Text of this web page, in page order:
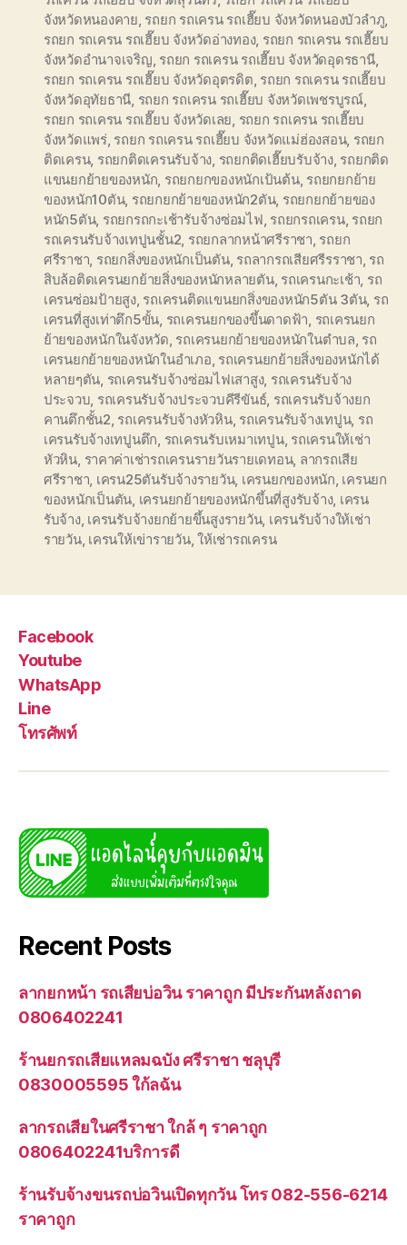
จังหวัดหนองคาย, รถยก รถเครน รถเฮี๊ยบ จังหวัดหนองบัวลำภู,
รถยก รถเครน รถเฮี๊ยบ จังหวัดอ่างทอง, รถยก รถเครน รถเฮี๊ยบ
จังหวัดอำนาจเจริญ, รถยก รถเครน รถเฮี๊ยบ จังหวัดอุดรธานี,
รถยก รถเครน รถเฮี๊ยบ จังหวัดอุตรดิต, รถยก รถเครน รถเฮี๊ยบ
จังหวัดอุทัยธานี, รถยก รถเครน รถเฮี๊ยบ จังหวัดเพชรบูรณ์,
รถยก รถเครน รถเฮี๊ยบ จังหวัดเลย, รถยก รถเครน รถเฮี๊ยบ
จังหวัดแพร่, รถยก รถเครน รถเฮี๊ยบ จังหวัดแม่ฮ่องสอน, รถยก
ติดเครน, รถยกติดเครนรับจ้าง, รถยกติดเฮี๊ยบรับจ้าง, รถยกติด
แขนยกย้ายของหนัก, รถยกยกของหนักเป้นต้น, รถยกยกย้าย
ของหนัก10ตัน, รถยกยกย้ายของหนัก2ตัน, รถยกยกย้ายของ
หนัก5ตัน, รถยกรถกะเช้ารับจ้างซ่อมไฟ, รถยกรถเครน, รถยก
รถเครนรับจ้างเทปูนชั้น2, รถยกลากหน้าศรีราชา, รถยก
ศรีราชา, รถยกสิ่งของหนักเป็นตัน, รถลากรถเสียศรีรราชา, รถ
สิบล้อติดเครนยกย้ายสิ่งของหนักหลายตัน, รถเครนกะเช้า, รถ
เครนซ่อมป้ายสูง, รถเครนติดแขนยกสิ่งของหนัก5ตัน 3ตัน, รถ
เครนที่สูงเท่าตึก5ขั้น, รถเครนยกของขึ้นดาดฟ้า, รถเครนยก
ย้ายของหนักในจังหวัด, รถเครนยกย้ายของหนักในตำบล, รถ
เครนยกย้ายของหนักในอำเภอ, รถเครนยกย้ายสิ่งของหนักได้
หลายๆตัน, รถเครนรับจ้างซ่อมไฟเสาสูง, รถเครนรับจ้าง
ประจวบ, รถเครนรับจ้างประจวบคีรีขันธ์, รถเครนรับจ้างยก
คานตึกชั้น2, รถเครนรับจ้างหัวหิน, รถเครนรับจ้างเทปูน, รถ
เครนรับจ้างเทปูนตึก, รถเครนรับเหมาเทปูน, รถเครนให้เช่า
หัวหิน, ราคาค่าเช่ารถเครนรายวันรายเดทอน, ลากรถเสีย
ศรีราชา, เครน25ตันรับจ้างรายวัน, เครนยกของหนัก, เครนยก
ของหนักเป็นตัน, เครนยกย้ายของหนักขึ้นที่สูงรับจ้าง, เครน
รับจ้าง, เครนรับจ้างยกย้ายขึ้นสูงรายวัน, เครนรับจ้างให้เช่า
รายวัน, เครนให้เข่ารายวัน,ให้เช่ารถเครน
Facebook
Youtube
WhatsApp
Line
โทรศัพท์
Recent Posts
ลากยกหน้า รถเสียบ่อวิน ราคาถูก มีประกันหลังถาด
0806402241
ร้านยกรถเสียแหลมฉบัง ศรีราชา ชลุบุรี
0830005595 ใก้ลฉัน
ลากรถเสียในศรีราชา ใกล้ ๆ ราคาถูก
0806402241บริการดี
ร้านรับจ้างขนรถบ่อวินเปิดทุกวัน โทร 082-556-6214
ราคาถูก